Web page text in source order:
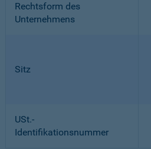
Rechtsform des
Unternehmens
Sitz
USt.-
Identifikationsnummer